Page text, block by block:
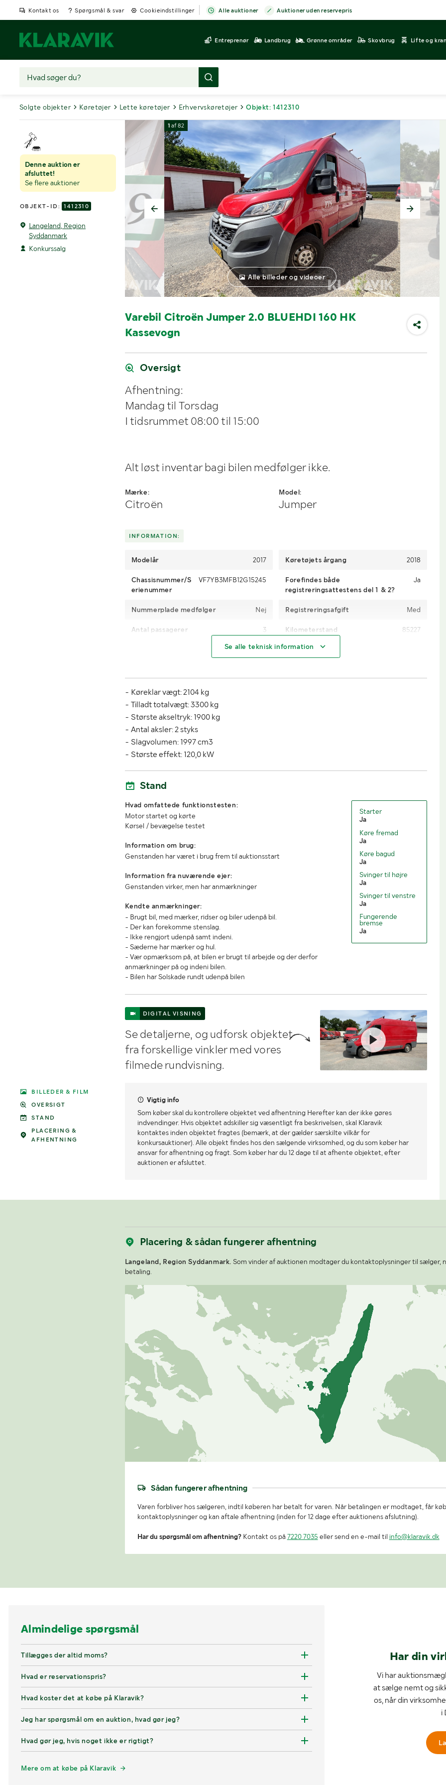
Kontakt os Spørgsmål & svar Cookieindstillinger Alle auktioner Auktioner uden reservepris
Entreprenør Landbrug Grønne områder Skovbrug Lifte og
Solgte objekter Køretøjer Lette køretøjer Erhvervskøretøjer Objekt: 1412310
Denne auktion er
afsluttet!
Se flere auktioner
OBJEKT-ID: 1412310
Langeland, Region
Syddanmark
Konkurssalg
BILLEDER & FILM
OVERSIGT
STAND
PLACERING &
AFHENTNING
1 af82
Alle billeder og videoer
Varebil Citroën Jumper 2.0 BLUEHDI 160 HK
Kassevogn
Oversigt
Afhentning:
Mandag til Torsdag
I tidsrummet 08:00 til 15:00
Alt løst inventar bagi bilen medfølger ikke.
Mærke:
Citroën
Model:
Jumper
INFORMATION:
Modelår 2017 Køretøjets årgang 2018
Chassisnummer/S
erienummer
VF7YB3MFB12G15245
Forefindes både
registreringsattestens del 1 & 2?
Ja
Nummerplade medfølger Nej Registreringsafgift Med
Antal passagerer 3 Kilometerstand 85227
161 hk Brændstof
Antal nøgler
Miljøklasse
Køretøjsstatus
Seneste godkendte syn
MÅL OG VÆGT:
Lastrummets længde (mm) Lastrummets bredde (mm)
Lastrummets højde (mm)
Se alle teknisk information
- Køreklar vægt: 2104 kg
- Tilladt totalvægt: 3300 kg
- Største akseltryk: 1900 kg
- Antal aksler: 2 styks
- Slagvolumen: 1997 cm3
- Største effekt: 120,0 kW
Stand
Hvad omfattede funktionstesten:
Motor startet og kørte
Kørsel / bevægelse testet
Information om brug:
Genstanden har været i brug frem til auktionsstart
Information fra nuværende ejer:
Genstanden virker, men har anmærkninger
Kendte anmærkninger:
- Brugt bil, med mærker, ridser og biler udenpå bil.
- Der kan forekomme stenslag.
- Ikke rengjort udenpå samt indeni.
- Sæderne har mærker og hul.
- Vær opmærksom på, at bilen er brugt til arbejde og der derfor
anmærkninger på og indeni bilen.
- Bilen har Solskade rundt udenpå bilen
Starter
Ja
Køre fremad
Ja
Køre bagud
Ja
Svinger til højre
Ja
Svinger til venstre
Ja
Fungerende
bremse
Ja
DIGITAL VISNING
Se detaljerne, og udforsk objektet
fra forskellige vinkler med vores
filmede rundvisning.
Vigtig info
Som køber skal du kontrollere objektet ved afhentning Herefter kan der ikke gøres
indvendinger. Hvis objektet adskiller sig væsentligt fra beskrivelsen, skal Klaravik
kontaktes inden objektet fragtes (bemærk, at der gælder særskilte vilkår for
konkursauktioner). Alle objekt findes hos den sælgende virksomhed, og du som køber har
ansvar for afhentning og fragt. Som køber har du 12 dage til at afhente objektet, efter
auktionen er afsluttet.
Placering & sådan fungerer afhentning
Langeland, Region Syddanmark. Som vinder af auktionen modtager du kontaktoplysninger til sælger,
betaling.
Sådan fungerer afhentning
Varen forbliver hos sælgeren, indtil køberen har betalt for varen. Når betalingen er modtaget, får
kontaktoplysninger og kan aftale afhentning (inden for 12 dage efter auktionens afslutning).
Har du spørgsmål om afhentning?Kontakt os på 7220 7035 eller send en e-mail til info@klaravik.dk
Almindelige spørgsmål
Tillægges der altid moms?
Hvad er reservationspris?
Hvad koster det at købe på Klaravik?
Jeg har spørgsmål om en auktion, hvad gør jeg?
Hvad gør jeg, hvis noget ikke er rigtigt?
Mere om at købe på Klaravik
Har din
Vi har
at sælge nemt og
os, når din
i